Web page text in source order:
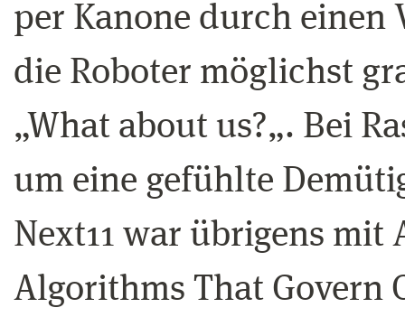
per Kanone durch einen
die Roboter möglichst
„What about us?„. Bei
um eine gefühlte
Next11 war übrigens mit
Algorithms That Govern